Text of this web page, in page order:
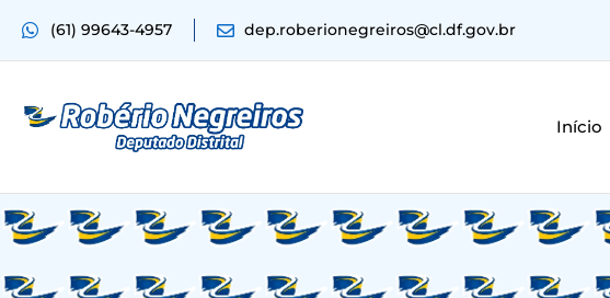
(61) 99643-4957 dep.roberionegreiros@cl.df.gov.br
Início